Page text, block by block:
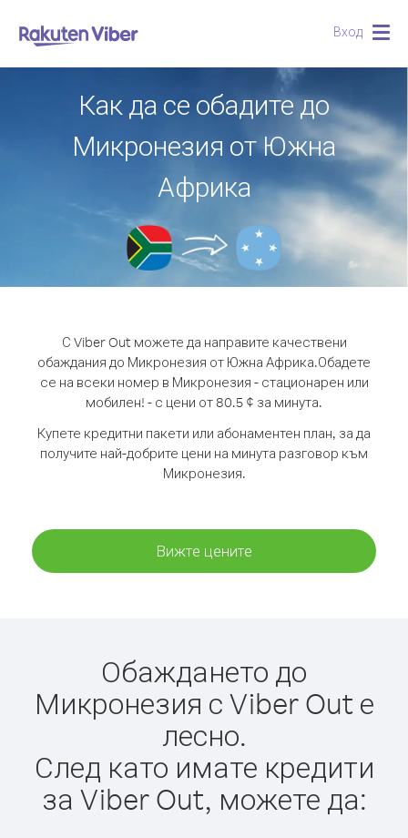
Вход
Как да се обадите до
Микронезия от Южна
Африка
С Viber Out можете да направите качествени
обаждания до Микронезия от Южна Африка.Обадете
се на всеки номер в Микронезия - стационарен или
мобилен! - с цени от 80.5 ¢ за минута.
Купете кредитни пакети или абонаментен план, за да
получите най-добрите цени на минута разговор към
Микронезия.
Вижте цените
Обаждането до
Микронезия с Viber Out е
лесно.
След като имате кредити
за Viber Out, можете да: